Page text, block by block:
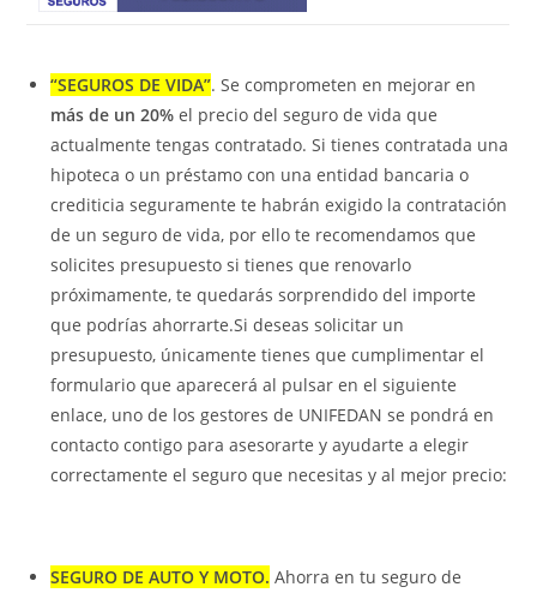
“SEGUROS DE VIDA”. Se comprometen en mejorar en
más de un 20% el precio del seguro de vida que
actualmente tengas contratado. Si tienes contratada una
hipoteca o un préstamo con una entidad bancaria o
crediticia seguramente te habrán exigido la contratación
de un seguro de vida, por ello te recomendamos que
solicites presupuesto si tienes que renovarlo
próximamente, te quedarás sorprendido del importe
que podrías ahorrarte.Si deseas solicitar un
presupuesto, únicamente tienes que cumplimentar el
formulario que aparecerá al pulsar en el siguiente
enlace, uno de los gestores de UNIFEDAN se pondrá en
contacto contigo para asesorarte y ayudarte a elegir
correctamente el seguro que necesitas y al mejor precio:
SEGURO DE AUTO Y MOTO. Ahorra en tu seguro de